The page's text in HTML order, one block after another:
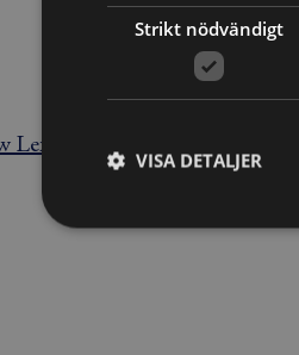
Strikt nödvändigt
VISA DETALJER